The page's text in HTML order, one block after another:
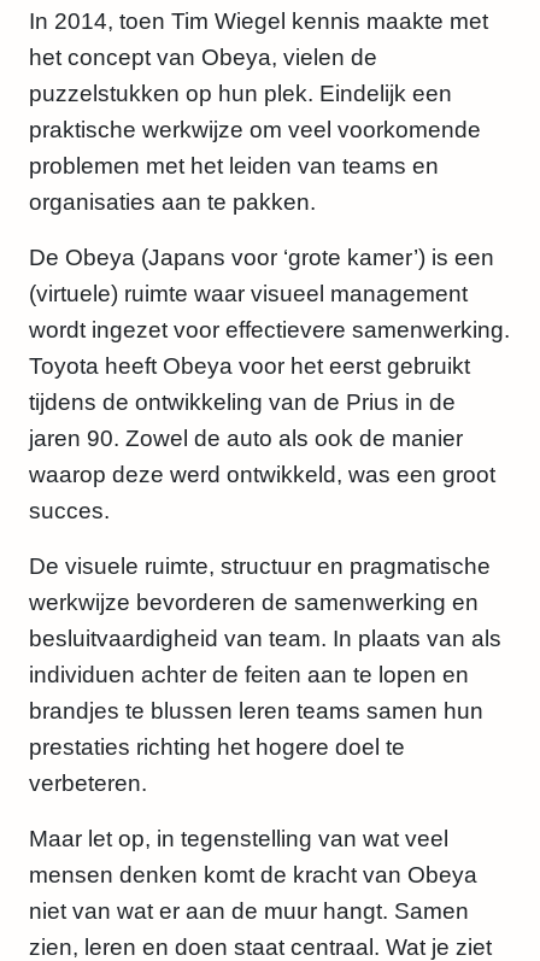
e
t
O
b
e
y
a
(
h
e
t
b
o
e
)
a
a
n
t
a
l
In 2014, toen Tim Wiegel kennis maakte met
het concept van Obeya, vielen de
puzzelstukken op hun plek. Eindelijk een
praktische werkwijze om veel voorkomende
problemen met het leiden van teams en
organisaties aan te pakken.
De Obeya (Japans voor ‘grote kamer’) is een
(virtuele) ruimte waar visueel management
wordt ingezet voor effectievere samenwerking.
Toyota heeft Obeya voor het eerst gebruikt
tijdens de ontwikkeling van de Prius in de
jaren 90. Zowel de auto als ook de manier
waarop deze werd ontwikkeld, was een groot
succes.
De visuele ruimte, structuur en pragmatische
werkwijze bevorderen de samenwerking en
besluitvaardigheid van team. In plaats van als
individuen achter de feiten aan te lopen en
brandjes te blussen leren teams samen hun
prestaties richting het hogere doel te
verbeteren.
Maar let op, in tegenstelling van wat veel
mensen denken komt de kracht van Obeya
niet van wat er aan de muur hangt. Samen
zien, leren en doen staat centraal. Wat je ziet